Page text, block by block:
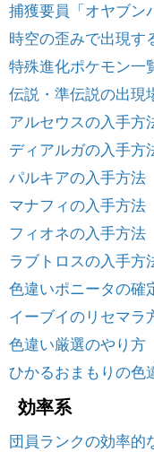
捕獲要員「オヤブン
時空の歪みで出現す
特殊進化ポケモン一
伝説・準伝説の出現
アルセウスの入手方
ディアルガの入手方
パルキアの入手方法
マナフィの入手方法
フィオネの入手方法
ラブトロスの入手方
色違いポニータの確
イーブイのリセマラ
色違い厳選のやり方
ひかるおまもりの色
効率系
団員ランクの効率的